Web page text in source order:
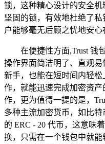
锁，这种精心设计的安全
坚固的锁，有效地杜绝了
户能够毫无后顾之忧地安心
在便捷性方面,Trust 钱
操作界面简洁明了、直观
新手，也能在短时间内轻
作，就能迅速完成加密资
作，更为值得一提的是，
多种主流加密货币，如比
的 ERC - 20 代币，这意味
换，只需在一个钱包中就